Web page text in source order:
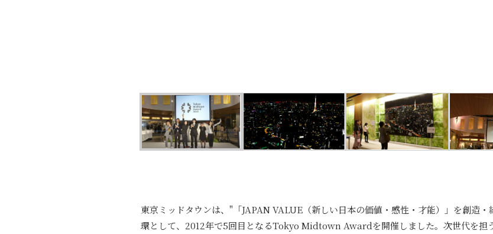
東京ミッドタウンは、"「JAPAN VALUE（新しい日本の価値・感性・才能）」を創造
環として、2012年で5回目となるTokyo Midtown Awardを開催しました。次世代を担